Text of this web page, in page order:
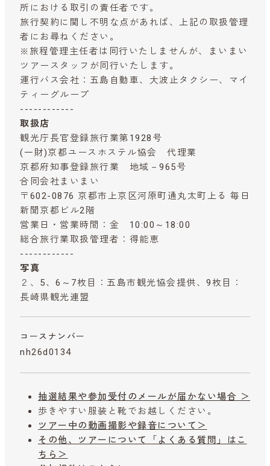
所における取引の責任者です。
旅行契約に関し不明な点があれば、上記の取扱管理
者にお尋ねください。
※旅程管理主任者は同行いたしませんが、まいまい
ツアースタッフが同行いたします。
運行バス会社：五島自動車、大波止タクシー、マイ
ティーグループ
------------
取扱店
観光庁長官登録旅行業第1928号
(一財)京都ユースホステル協会 代理業
京都府知事登録旅行業 地域－965号
合同会社まいまい
〒602-0876 京都市上京区河原町通丸太町上る 毎日
新聞京都ビル2階
営業日・営業時間：金 10:00～18:00
総合旅行業取扱管理者：得能恵
------------
写真
２、5、6～7枚目：五島市観光協会提供、9枚目：
長崎県観光連盟
コースナンバー
nh26d0134
抽選結果や参加受付のメールが届かない場合 ＞
歩きやすい服装と靴でお越しください。
ツアー中の動画撮影や録音について＞
その他、ツアーについて「よくある質問」はこ
ちら＞